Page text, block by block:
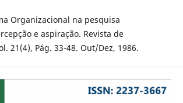
Organizacional na pesquisa
e aspiração. Revista de
21(4), Pág. 33-48. Out/Dez, 1986.